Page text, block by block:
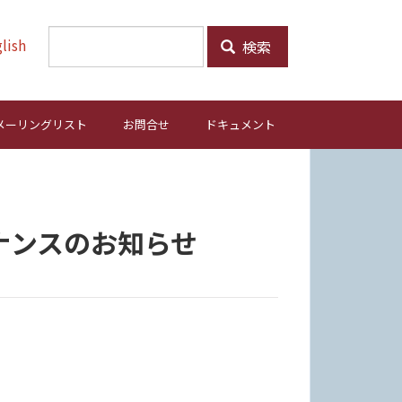
検索
ーリングリスト お問合せ ドキュメント
スのお知らせ